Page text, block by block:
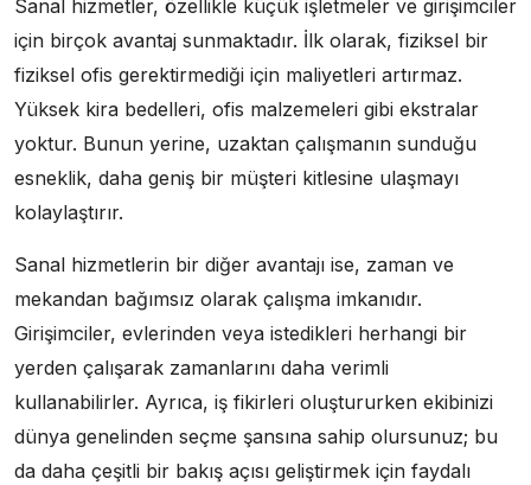
Sanal hizmetler, özellikle küçük işletmeler ve girişimciler
için birçok avantaj sunmaktadır. İlk olarak, fiziksel bir
fiziksel ofis gerektirmediği için maliyetleri artırmaz.
Yüksek kira bedelleri, ofis malzemeleri gibi ekstralar
yoktur. Bunun yerine, uzaktan çalışmanın sunduğu
esneklik, daha geniş bir müşteri kitlesine ulaşmayı
kolaylaştırır.
Sanal hizmetlerin bir diğer avantajı ise, zaman ve
mekandan bağımsız olarak çalışma imkanıdır.
Girişimciler, evlerinden veya istedikleri herhangi bir
yerden çalışarak zamanlarını daha verimli
kullanabilirler. Ayrıca, iş fikirleri oluştururken ekibinizi
dünya genelinden seçme şansına sahip olursunuz; bu
da daha çeşitli bir bakış açısı geliştirmek için faydalı